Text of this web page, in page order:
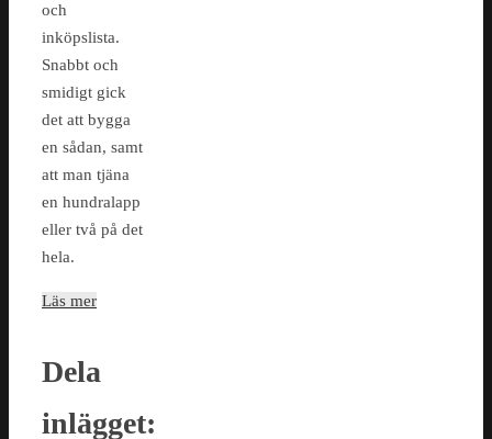
och
inköpslista.
Snabbt och
smidigt gick
det att bygga
en sådan, samt
att man tjäna
en hundralapp
eller två på det
hela.
Läs mer
Dela
inlägget: